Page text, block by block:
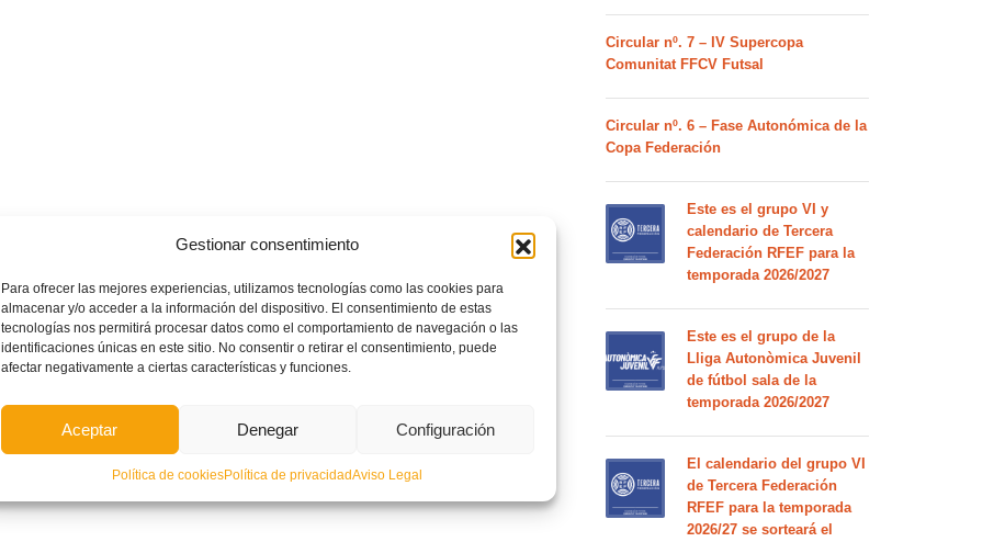
Gestionar consentimiento
Para ofrecer las mejores experiencias, utilizamos tecnologías como las cookies para
almacenar y/o acceder a la información del dispositivo. El consentimiento de estas
tecnologías nos permitirá procesar datos como el comportamiento de navegación o las
identificaciones únicas en este sitio. No consentir o retirar el consentimiento, puede
afectar negativamente a ciertas características y funciones.
Aceptar Denegar Configuración
Política de cookiesPolítica de privacidadAviso Legal
Circular nº. 7 – IV Supercopa
Comunitat FFCV Futsal
Circular nº. 6 – Fase Autonómica de la
Copa Federación
Este es el grupo VI y
calendario de Tercera
Federación RFEF para la
temporada 2026/2027
Este es el grupo de la
Lliga Autonòmica Juvenil
de fútbol sala de la
temporada 2026/2027
El calendario del grupo VI
de Tercera Federación
RFEF para la temporada
2026/27 se sorteará el